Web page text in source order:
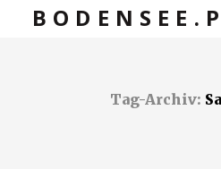
Tag-Archiv: